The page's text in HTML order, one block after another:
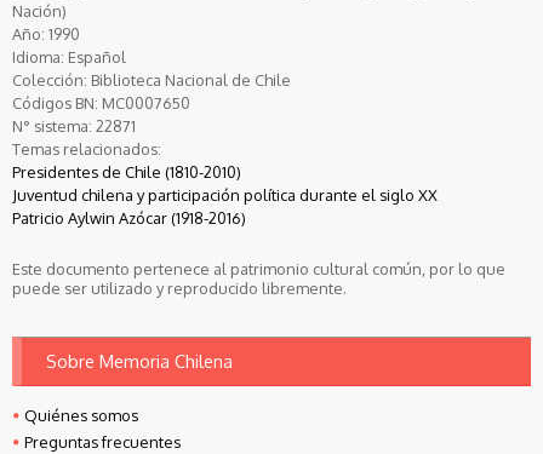
Nación)
Año: 1990
Idioma: Español
Colección: Biblioteca Nacional de Chile
Códigos BN: MC0007650
N° sistema: 22871
Temas relacionados:
Presidentes de Chile (1810-2010)
Juventud chilena y participación política durante el siglo XX
Patricio Aylwin Azócar (1918-2016)
Este documento pertenece al patrimonio cultural común, por lo que
puede ser utilizado y reproducido libremente.
Sobre Memoria Chilena
Quiénes somos
Preguntas frecuentes